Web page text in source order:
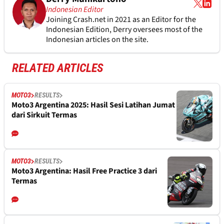
Indonesian Editor
Joining Crash.net in 2021 as an Editor for the
Indonesian Edition, Derry oversees most of the
Indonesian articles on the site.
RELATED ARTICLES
MOTO3 RESULTS
Moto3 Argentina 2025: Hasil Sesi Latihan Jumat
dari Sirkuit Termas
MOTO3 RESULTS
Moto3 Argentina: Hasil Free Practice 3 dari
Termas